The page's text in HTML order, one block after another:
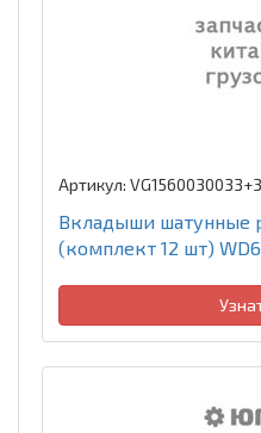
Артикул:
Вкладыши шатунные
(комплект 12 шт)